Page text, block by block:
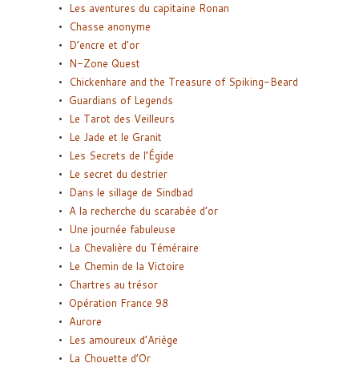
Les aventures du capitaine Ronan
Chasse anonyme
D’encre et d’or
N-Zone Quest
Chickenhare and the Treasure of Spiking-Beard
Guardians of Legends
Le Tarot des Veilleurs
Le Jade et le Granit
Les Secrets de l’Égide
Le secret du destrier
Dans le sillage de Sindbad
A la recherche du scarabée d’or
Une journée fabuleuse
La Chevalière du Téméraire
Le Chemin de la Victoire
Chartres au trésor
Opération France 98
Aurore
Les amoureux d’Ariège
La Chouette d’Or